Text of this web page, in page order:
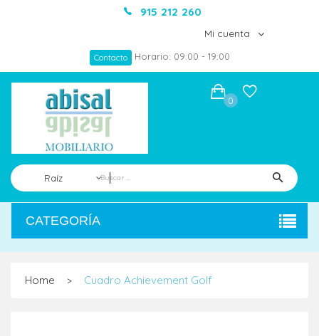
915 212 260
Mi cuenta
Contacto Horario: 09:00 - 19:00
Raíz
0
CATEGORÍA
Home > Cuadro Achievement Golf